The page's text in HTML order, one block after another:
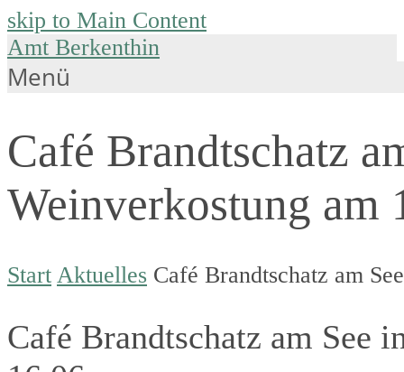
skip to Main Content
Amt Berkenthin
Menü
Café Brandtschatz
Weinverkostung am
Start Aktuelles Café Brandtschatz am
Café Brandtschatz am See